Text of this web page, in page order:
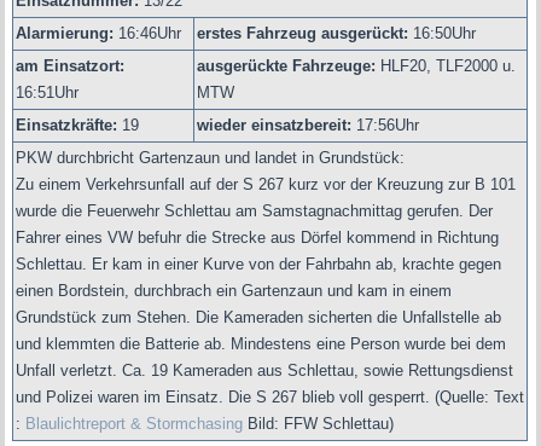
Alarmierung: 16:46Uhr erstes Fahrzeug ausgerückt: 16:50Uhr
am Einsatzort:
16:51Uhr
ausgerückte Fahrzeuge: HLF20, TLF2000 u.
MTW
Einsatzkräfte: 19 wieder einsatzbereit: 17:56Uhr
PKW durchbricht Gartenzaun und landet in Grundstück:
Zu einem Verkehrsunfall auf der S 267 kurz vor der Kreuzung zur B 101
wurde die Feuerwehr Schlettau am Samstagnachmittag gerufen. Der
Fahrer eines VW befuhr die Strecke aus Dörfel kommend in Richtung
Schlettau. Er kam in einer Kurve von der Fahrbahn ab, krachte gegen
einen Bordstein, durchbrach ein Gartenzaun und kam in einem
Grundstück zum Stehen. Die Kameraden sicherten die Unfallstelle ab
und klemmten die Batterie ab. Mindestens eine Person wurde bei dem
Unfall verletzt. Ca. 19 Kameraden aus Schlettau, sowie Rettungsdienst
und Polizei waren im Einsatz. Die S 267 blieb voll gesperrt.(Quelle: Text
: Blaulichtreport & Stormchasing Bild: FFW Schlettau)